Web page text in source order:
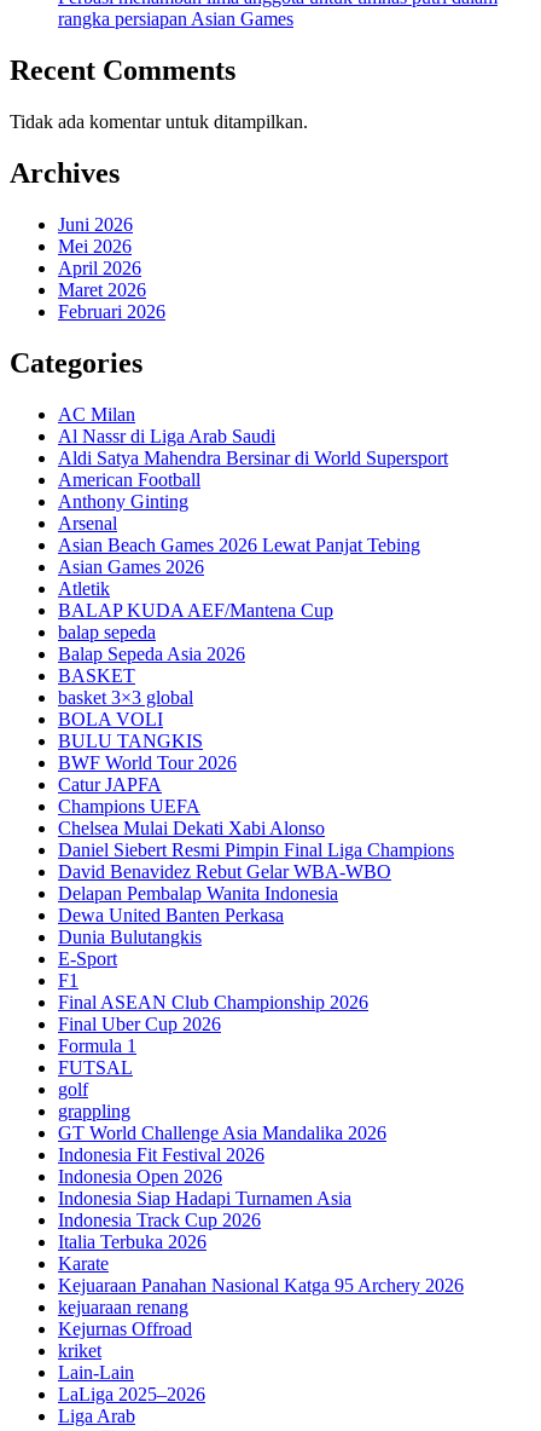
rangka persiapan Asian Games
Recent Comments
Tidak ada komentar untuk ditampilkan.
Archives
Juni 2026
Mei 2026
April 2026
Maret 2026
Februari 2026
Categories
AC Milan
Al Nassr di Liga Arab Saudi
Aldi Satya Mahendra Bersinar di World Supersport
American Football
Anthony Ginting
Arsenal
Asian Beach Games 2026 Lewat Panjat Tebing
Asian Games 2026
Atletik
BALAP KUDA AEF/Mantena Cup
balap sepeda
Balap Sepeda Asia 2026
BASKET
basket 3×3 global
BOLA VOLI
BULU TANGKIS
BWF World Tour 2026
Catur JAPFA
Champions UEFA
Chelsea Mulai Dekati Xabi Alonso
Daniel Siebert Resmi Pimpin Final Liga Champions
David Benavidez Rebut Gelar WBA-WBO
Delapan Pembalap Wanita Indonesia
Dewa United Banten Perkasa
Dunia Bulutangkis
E-Sport
F1
Final ASEAN Club Championship 2026
Final Uber Cup 2026
Formula 1
FUTSAL
golf
grappling
GT World Challenge Asia Mandalika 2026
Indonesia Fit Festival 2026
Indonesia Open 2026
Indonesia Siap Hadapi Turnamen Asia
Indonesia Track Cup 2026
Italia Terbuka 2026
Karate
Kejuaraan Panahan Nasional Katga 95 Archery 2026
kejuaraan renang
Kejurnas Offroad
kriket
Lain-Lain
LaLiga 2025–2026
Liga Arab